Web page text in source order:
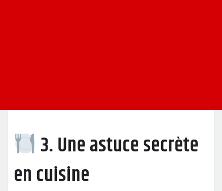
3. Une astuce secrète
en cuisine